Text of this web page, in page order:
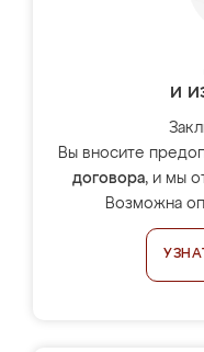
и
Вы вносите
договора, и мы
Возможна